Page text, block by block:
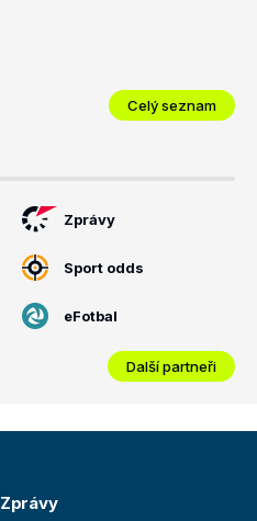
Celý seznam
Zprávy
Sport odds
eFotbal
Další partneři
Zprávy